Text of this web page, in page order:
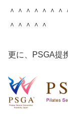
＾＾＾＾＾＾
＾＾＾＾＾
更に、PSGA提